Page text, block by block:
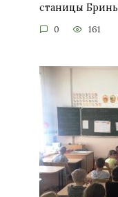
станицы
0 161